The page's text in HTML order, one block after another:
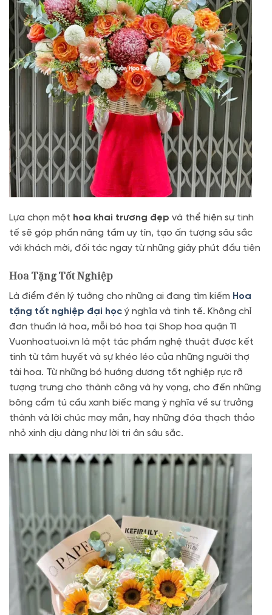
Lựa chọn một hoa khai trương đẹp và thể hiện sự tinh
tế sẽ góp phần nâng tầm uy tín, tạo ấn tượng sâu sắc
với khách mời, đối tác ngay từ những giây phút đầu tiên
Hoa Tặng Tốt Nghiệp
Là điểm đến lý tưởng cho những ai đang tìm kiếm Hoa
tặng tốt nghiệp đại học ý nghĩa và tinh tế. Không chỉ
đơn thuần là hoa, mỗi bó hoa tại Shop hoa quận 11
Vuonhoatuoi.vn là một tác phẩm nghệ thuật được kết
tinh từ tâm huyết và sự khéo léo của những người thợ
tài hoa. Từ những bó hướng dương tốt nghiệp rực rỡ
tượng trưng cho thành công và hy vọng, cho đến những
bông cẩm tú cầu xanh biếc mang ý nghĩa về sự trưởng
thành và lời chúc may mắn, hay những đóa thạch thảo
nhỏ xinh dịu dàng như lời tri ân sâu sắc.